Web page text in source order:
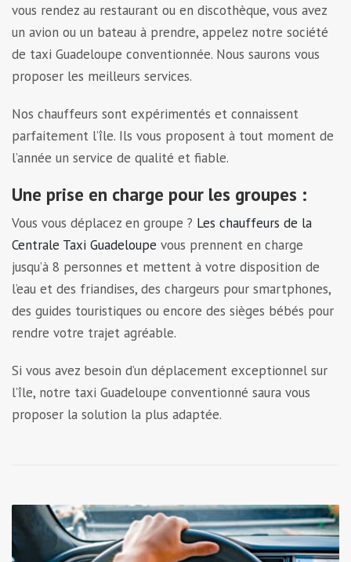
vous rendez au restaurant ou en discothèque, vous avez
un avion ou un bateau à prendre, appelez notre société
de taxi Guadeloupe conventionnée. Nous saurons vous
proposer les meilleurs services.
Nos chauffeurs sont expérimentés et connaissent
parfaitement l’île. Ils vous proposent à tout moment de
l’année un service de qualité et fiable.
Une prise en charge pour les groupes :
Vous vous déplacez en groupe ? Les chauffeurs de la
Centrale Taxi Guadeloupe vous prennent en charge
jusqu’à 8 personnes et mettent à votre disposition de
l’eau et des friandises, des chargeurs pour smartphones,
des guides touristiques ou encore des sièges bébés pour
rendre votre trajet agréable.
Si vous avez besoin d’un déplacement exceptionnel sur
l’île, notre taxi Guadeloupe conventionné saura vous
proposer la solution la plus adaptée.